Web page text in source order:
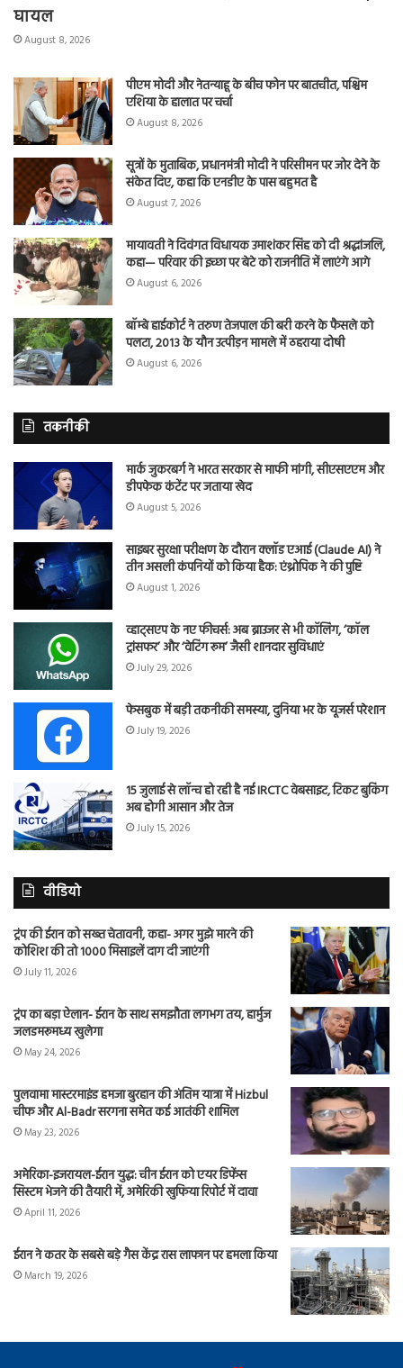
घायल
August 8, 2026
पीएम मोदी और नेतन्याहू के बीच फोन पर बातचीत, पश्चिम
एशिया के हालात पर चर्चा
August 8, 2026
सूत्रों के मुताबिक, प्रधानमंत्री मोदी ने परिसीमन पर जोर देने के
संकेत दिए, कहा कि एनडीए के पास बहुमत है
August 7, 2026
मायावती ने दिवंगत विधायक उमाशंकर सिंह को दी श्रद्धांजलि,
कहा— परिवार की इच्छा पर बेटे को राजनीति में लाएंगे आगे
August 6, 2026
बॉम्बे हाईकोर्ट ने तरुण तेजपाल की बरी करने के फैसले को
पलटा, 2013 के यौन उत्पीड़न मामले में ठहराया दोषी
August 6, 2026
तकनीकी
मार्क जुकरबर्ग ने भारत सरकार से माफी मांगी, सीएसएएम और
डीपफेक कंटेंट पर जताया खेद
August 5, 2026
साइबर सुरक्षा परीक्षण के दौरान क्लॉड एआई (Claude AI) ने
तीन असली कंपनियों को किया हैक: एंथ्रोपिक ने की पुष्टि
August 1, 2026
व्हाट्सएप के नए फीचर्स: अब ब्राउजर से भी कॉलिंग, ‘कॉल
ट्रांसफर’ और ‘वेटिंग रूम’ जैसी शानदार सुविधाएं
July 29, 2026
फेसबुक में बड़ी तकनीकी समस्या, दुनिया भर के यूजर्स परेशान
July 19, 2026
15 जुलाई से लॉन्च हो रही है नई IRCTC वेबसाइट, टिकट बुकिंग
अब होगी आसान और तेज
July 15, 2026
वीडियो
ट्रंप की ईरान को सख्त चेतावनी, कहा- अगर मुझे मारने की
कोशिश की तो 1000 मिसाइलें दाग दी जाएंगी
July 11, 2026
ट्रंप का बड़ा ऐलान- ईरान के साथ समझौता लगभग तय, हार्मुज
जलडमरूमध्य खुलेगा
May 24, 2026
पुलवामा मास्टरमाइंड हमजा बुरहान की अंतिम यात्रा में Hizbul
चीफ और Al-Badr सरगना समेत कई आतंकी शामिल
May 23, 2026
अमेरिका-इजरायल-ईरान युद्ध: चीन ईरान को एयर डिफेंस
सिस्टम भेजने की तैयारी में, अमेरिकी खुफिया रिपोर्ट में दावा
April 11, 2026
ईरान ने कतर के सबसे बड़े गैस केंद्र रास लाफान पर हमला किया
March 19, 2026